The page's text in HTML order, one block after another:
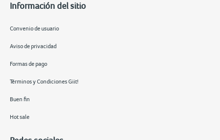
Información del sitio
Convenio de usuario
Aviso de privacidad
Formas de pago
Términos y Condiciones Giit!
Buen fin
Hot sale